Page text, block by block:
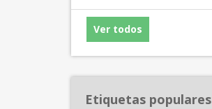
Ver todos
Etiquetas populares